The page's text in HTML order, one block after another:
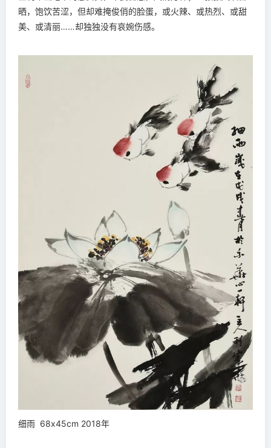
晒，饱饮苦涩，但却难掩俊俏的脸蛋，或火辣、或热烈、或甜
美、或清丽……却独独没有哀婉伤感。
细雨 68x45cm 2018年